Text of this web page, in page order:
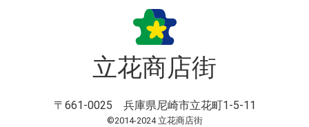
立花商店街
〒661-0025 兵庫県尼崎市立花町1-5-11
©2014-2024 立花商店街